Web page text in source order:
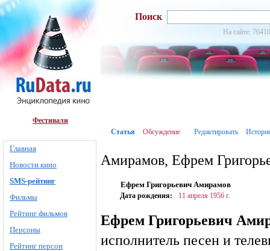
Фестивали
Главная
Новости кино
SMS-рейтинг
Фильмы
Рейтинг фильмов
Персоны
Рейтинг персон
Поиск
На сайте:
Статья Обсуждение Редактировать
Амирамов, Ефрем
Ефрем Григорьевич Амирамов
Дата рождения: 11 апреля 1956 г.
Ефрем Григорьевич
исполнитель песен и